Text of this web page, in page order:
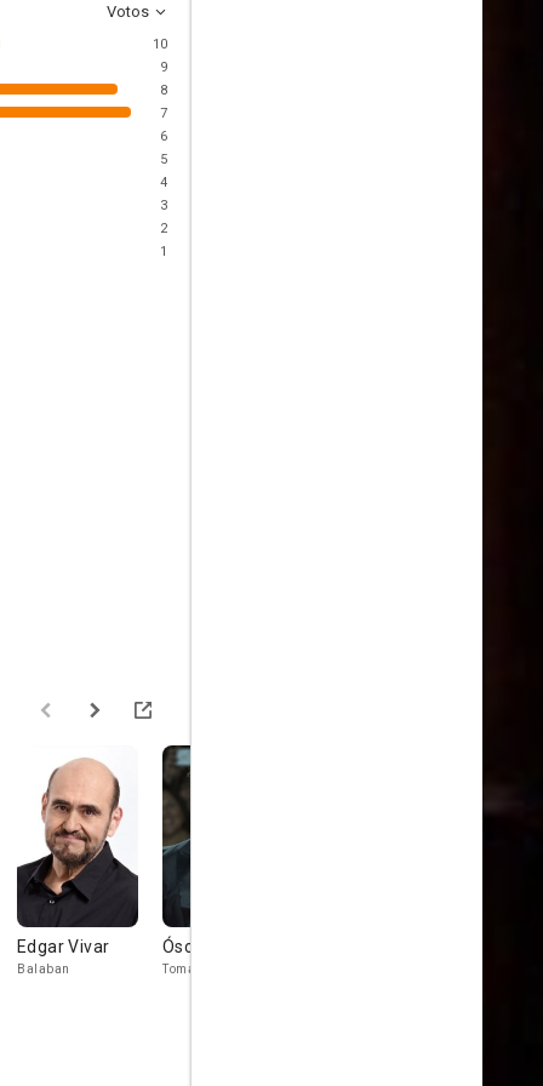
Votos
10
9
8
7
6
5
4
3
2
1
Edgar Vivar
Balaban
Óscar Casas
Tomás